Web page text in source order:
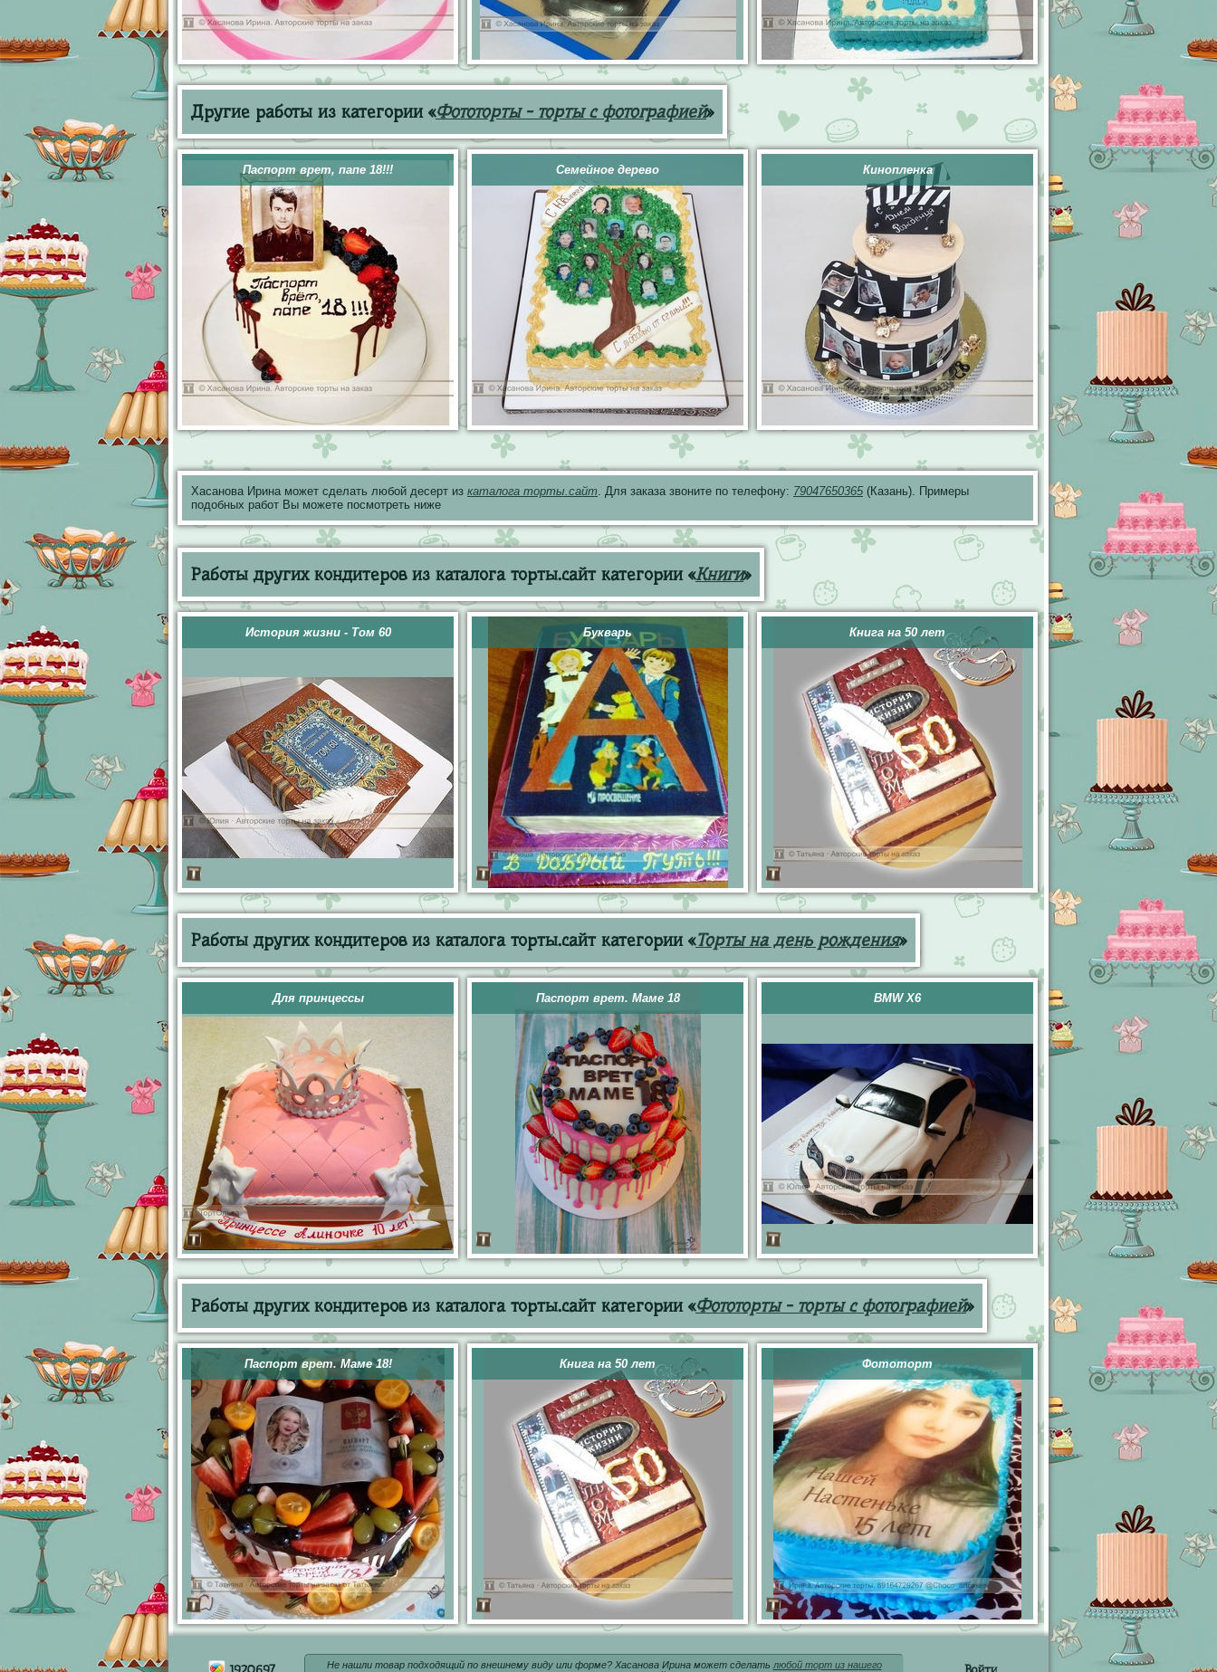
Другие работы из категории «Фототорты - торты с фотографией»
Паспорт врет, папе 18!!! Семейное дерево Кинопленка
Хасанова Ирина может сделать любой десерт из каталога торты.сайт. Для заказа звоните по телефону: 79047650365 (Казань). Примеры
подобных работ Вы можете посмотреть ниже
Работы других кондитеров из каталога торты.сайт категории «Книги»
История жизни - Том 60 Букварь Книга на 50 лет
Работы других кондитеров из каталога торты.сайт категории «Торты на день рождения»
Для принцессы Паспорт врет. Маме 18 BMW X6
Работы других кондитеров из каталога торты.сайт категории «Фототорты - торты с фотографией»
Паспорт врет. Маме 18! Книга на 50 лет Фототорт
Не нашли товар подходящий по внешнему виду или форме? Хасанова Ирина может сделать любой торт из нашего